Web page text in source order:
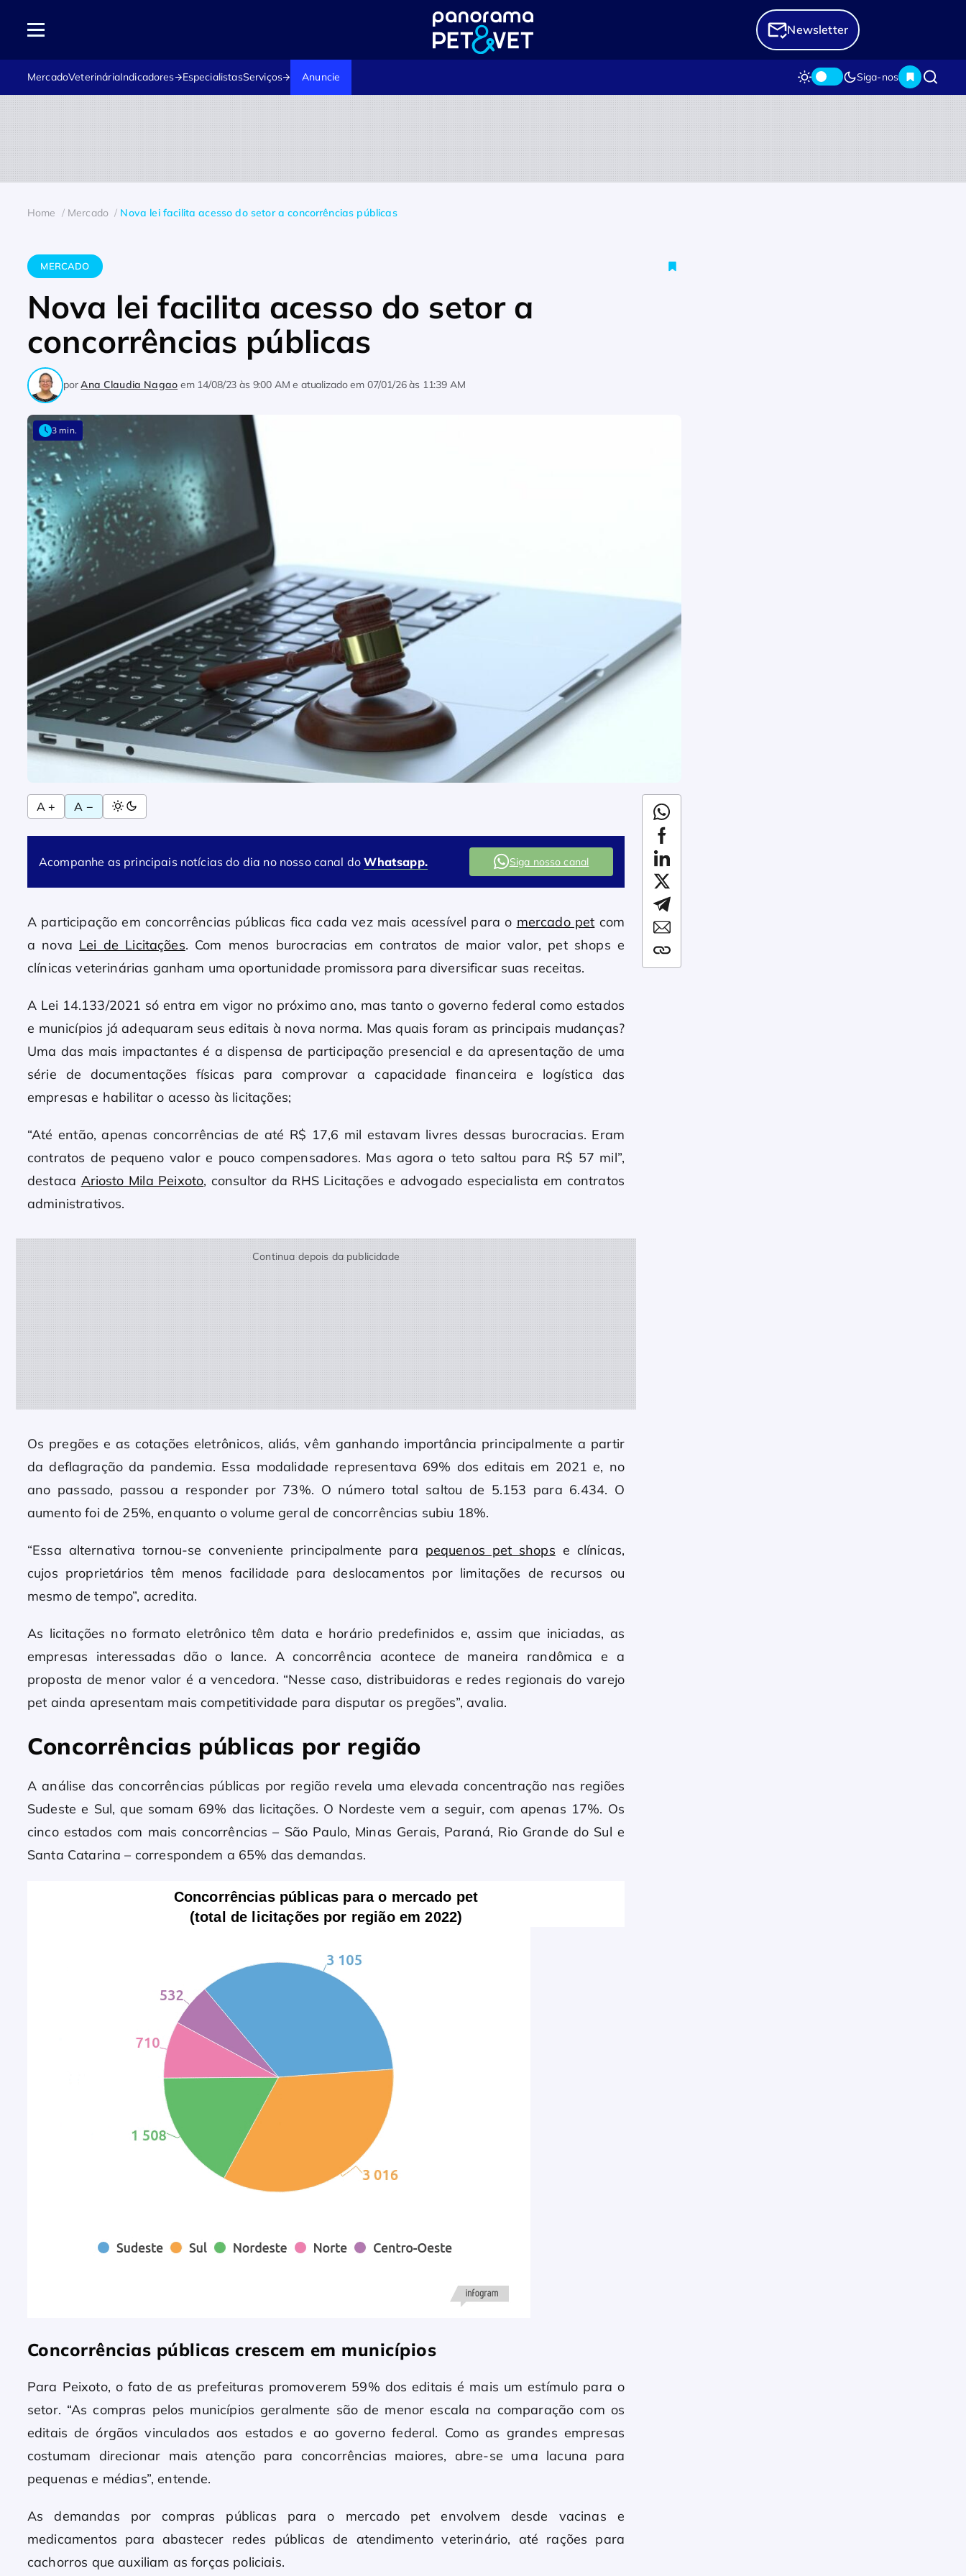
Newsletter
MercadoVeterináriaIndicadores EspecialistasServiços Anuncie Siga-nos
Home Mercado Nova lei facilita acesso do setor a concorrências públicas
MERCADO
Nova lei facilita acesso do setor a
concorrências públicas
porAna Claudia Nagao em 14/08/23 às 9:00 AM e atualizado em 07/01/26 às 11:39 AM
3 min.
A + A −
Acompanhe as principais notícias do dia no nosso canal doWhatsapp. Siga nosso canal
A participação em concorrências públicas fica cada vez mais acessível para o mercado pet com
a nova Lei de Licitações. Com menos burocracias em contratos de maior valor, pet shops e
clínicas veterinárias ganham uma oportunidade promissora para diversificar suas receitas.
A Lei 14.133/2021 só entra em vigor no próximo ano, mas tanto o governo federal como estados
e municípios já adequaram seus editais à nova norma. Mas quais foram as principais mudanças?
Uma das mais impactantes é a dispensa de participação presencial e da apresentação de uma
série de documentações físicas para comprovar a capacidade financeira e logística das
empresas e habilitar o acesso às licitações;
“Até então, apenas concorrências de até R$ 17,6 mil estavam livres dessas burocracias. Eram
contratos de pequeno valor e pouco compensadores. Mas agora o teto saltou para R$ 57 mil”,
destaca Ariosto Mila Peixoto, consultor da RHS Licitações e advogado especialista em contratos
administrativos.
Continua depois da publicidade
Os pregões e as cotações eletrônicos, aliás, vêm ganhando importância principalmente a partir
da deflagração da pandemia. Essa modalidade representava 69% dos editais em 2021 e, no
ano passado, passou a responder por 73%. O número total saltou de 5.153 para 6.434. O
aumento foi de 25%, enquanto o volume geral de concorrências subiu 18%.
“Essa alternativa tornou-se conveniente principalmente para pequenos pet shops e clínicas,
cujos proprietários têm menos facilidade para deslocamentos por limitações de recursos ou
mesmo de tempo”, acredita.
As licitações no formato eletrônico têm data e horário predefinidos e, assim que iniciadas, as
empresas interessadas dão o lance. A concorrência acontece de maneira randômica e a
proposta de menor valor é a vencedora. “Nesse caso, distribuidoras e redes regionais do varejo
pet ainda apresentam mais competitividade para disputar os pregões”, avalia.
Concorrências públicas por região
A análise das concorrências públicas por região revela uma elevada concentração nas regiões
Sudeste e Sul, que somam 69% das licitações. O Nordeste vem a seguir, com apenas 17%. Os
cinco estados com mais concorrências – São Paulo, Minas Gerais, Paraná, Rio Grande do Sul e
Santa Catarina – correspondem a 65% das demandas.
Concorrências públicas para o mercado pet
(total de licitações por região em 2022)
Concorrências públicas crescem em municípios
Para Peixoto, o fato de as prefeituras promoverem 59% dos editais é mais um estímulo para o
setor. “As compras pelos municípios geralmente são de menor escala na comparação com os
editais de órgãos vinculados aos estados e ao governo federal. Como as grandes empresas
costumam direcionar mais atenção para concorrências maiores, abre-se uma lacuna para
pequenas e médias”, entende.
As demandas por compras públicas para o mercado pet envolvem desde vacinas e
medicamentos para abastecer redes públicas de atendimento veterinário, até rações para
cachorros que auxiliam as forças policiais.